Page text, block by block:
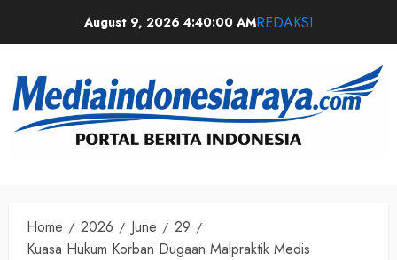
August 9, 20264:40:01 AMREDAKSI
Home 2026 June
29
Kuasa Hukum Korban Dugaan Malpraktik Medis